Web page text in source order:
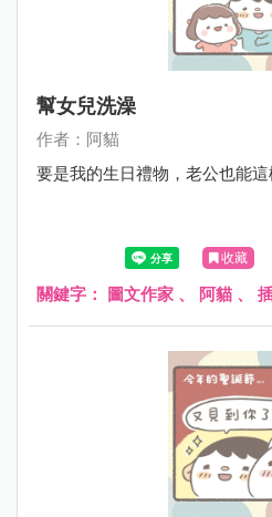
幫女兒洗澡
作者：阿貓
要是我的生日禮物，老公也能這
收藏
關鍵字： 圖文作家 、 阿貓 、